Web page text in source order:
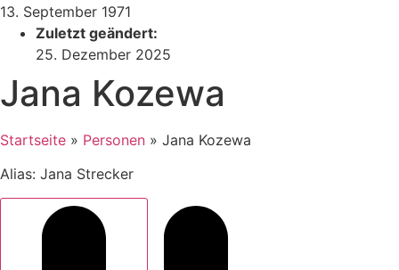
13. September 1971
Zuletzt geändert:
25. Dezember 2025
Jana Kozewa
Startseite » Personen » Jana Kozewa
Alias: Jana Strecker